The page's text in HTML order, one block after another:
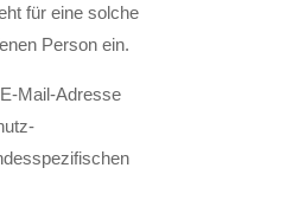
für eine solche
Person ein.
Mail-Adresse